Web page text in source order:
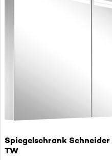
Spiegelschrank Schneider
TW